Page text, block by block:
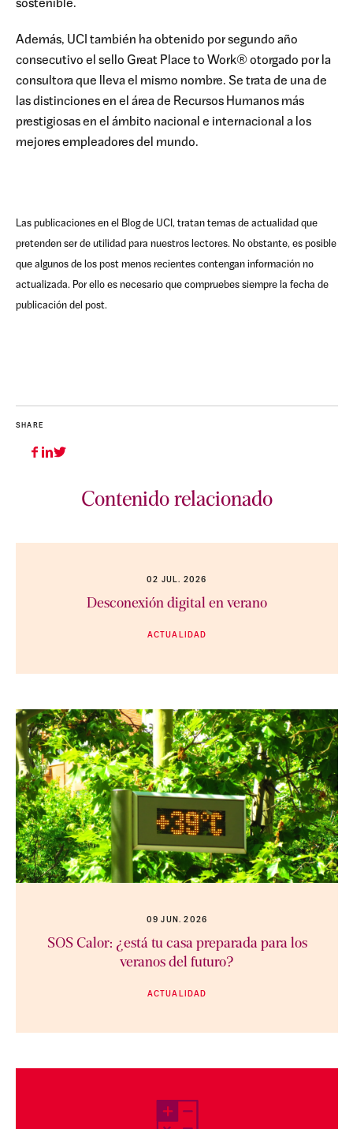
sostenible.
Además, UCI también ha obtenido por segundo año
consecutivo el sello Great Place to Work® otorgado por la
consultora que lleva el mismo nombre. Se trata de una de
las distinciones en el área de Recursos Humanos más
prestigiosas en el ámbito nacional e internacional a los
mejores empleadores del mundo.
Las publicaciones en el Blog de UCI, tratan temas de actualidad que
pretenden ser de utilidad para nuestros lectores. No obstante, es posible
que algunos de los post menos recientes contengan información no
actualizada. Por ello es necesario que compruebes siempre la fecha de
publicación del post.
SHARE
Contenido relacionado
02 JUL. 2026
Desconexión digital en verano
ACTUALIDAD
09 JUN. 2026
SOS Calor: ¿está tu casa preparada para los
veranos del futuro?
ACTUALIDAD